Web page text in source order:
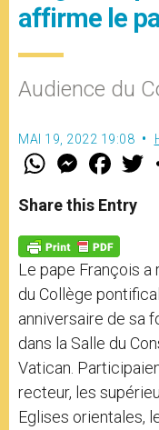
affirme le
Audience du
MAI 19, 2022 19:08
W
t
s
p
p
M
e
s
e
g
e
r
F
a
e
b
o
k
w
Share this Entry
Le pape François a
du Collège
anniversaire de sa
dans la Salle du
Vatican.
recteur, les
Eglises orientales,